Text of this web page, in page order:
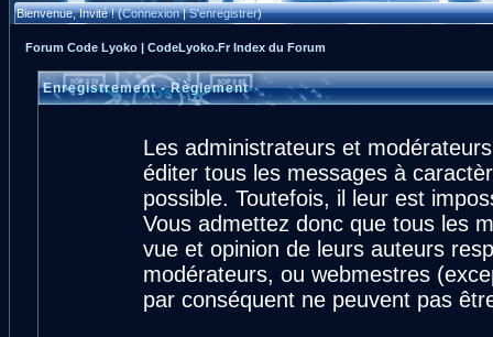
Bienvenue, Invité ! (Connexion|S'enregistrer)
Forum Code Lyoko | CodeLyoko.Fr Index du Forum
Enregistrement - Règlement
Les administrateurs et
éditer tous les messages à
possible. Toutefois, il leur est
Vous admettez donc que tous les
vue et opinion de leurs auteurs
modérateurs, ou webmestres
par conséquent ne peuvent pas